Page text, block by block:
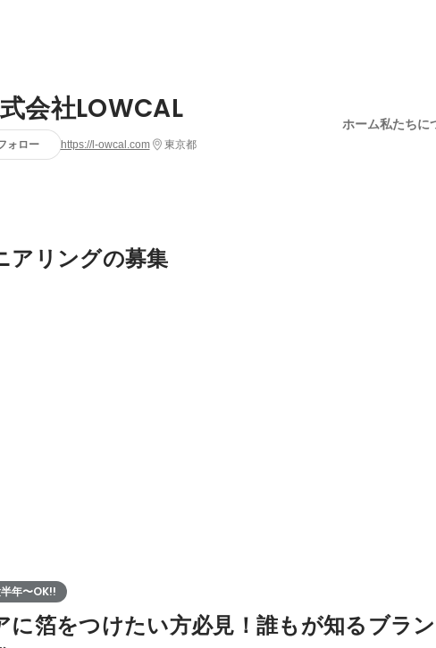
会社LOWCAL
ォロー https://l-owcal.com 東京都
ホーム私たちに
アリングの募集
年〜OK!!
に箔をつけたい方必見！誰もが知るブラ